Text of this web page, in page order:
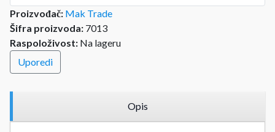
Proizvođač: Mak Trade
Šifra proizvoda: 7013
Raspoloživost: Na lageru
Uporedi
Opis